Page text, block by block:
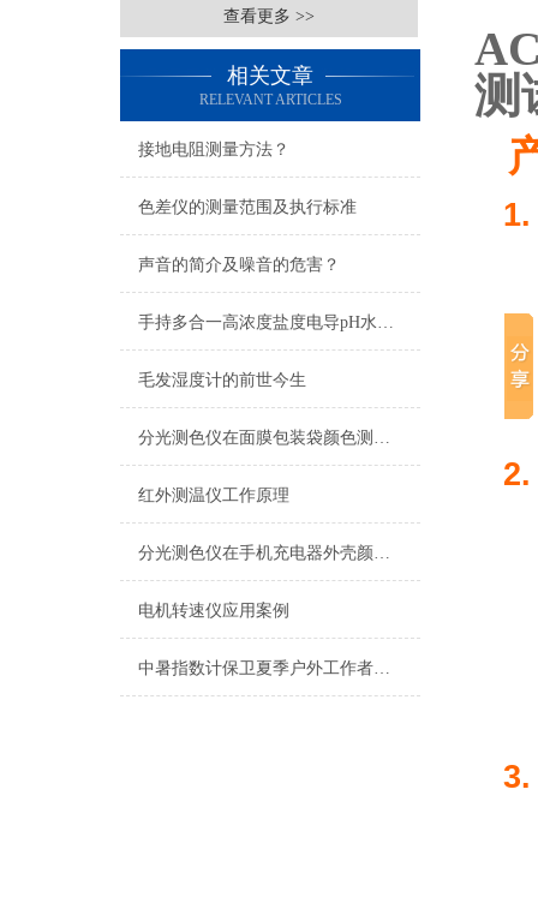
查看更多 >>
相关文章
RELEVANT ARTICLES
接地电阻测量方法？
色差仪的测量范围及执行标准
声音的简介及噪音的危害？
手持多合一高浓度盐度电导pH水质检测笔
毛发湿度计的前世今生
分光测色仪在面膜包装袋颜色测量上的应用
红外测温仪工作原理
分光测色仪在手机充电器外壳颜色测量上的应用
电机转速仪应用案例
中暑指数计保卫夏季户外工作者安全
测
1.
2.
3.